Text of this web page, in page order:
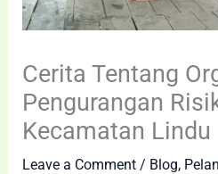
Cerita Tentang
Pengurangan
Kecamatan Lindu
Leave a Comment / Blog,